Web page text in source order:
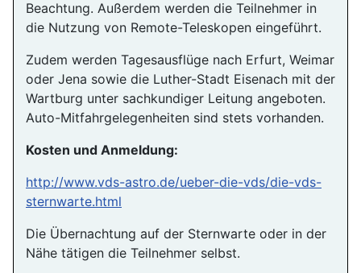
Beachtung. Außerdem werden die Teilnehmer in
die Nutzung von Remote-Teleskopen eingeführt.
Zudem werden Tagesausflüge nach Erfurt, Weimar
oder Jena sowie die Luther-Stadt Eisenach mit der
Wartburg unter sachkundiger Leitung angeboten.
Auto-Mitfahrgelegenheiten sind stets vorhanden.
Kosten und Anmeldung:
http://www.vds-astro.de/ueber-die-vds/die-vds-
sternwarte.html
Die Übernachtung auf der Sternwarte oder in der
Nähe tätigen die Teilnehmer selbst.